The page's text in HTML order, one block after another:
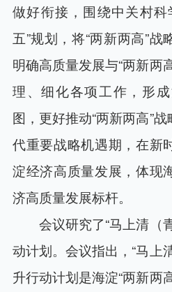
做好衔接，围绕中关村
五”规划，将“两新两高”
明确高质量发展与“两新两
理、细化各项工作，形
图，更好推动“两新两高”
代重要战略机遇期，在新
淀经济高质量发展，体现
济高质量发展标杆。
会议研究了“马上清（
动计划。会议指出，“马上
升行动计划是海淀“两新两